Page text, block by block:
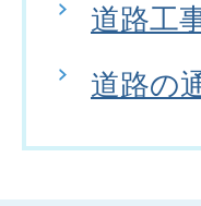
道路工
道路の